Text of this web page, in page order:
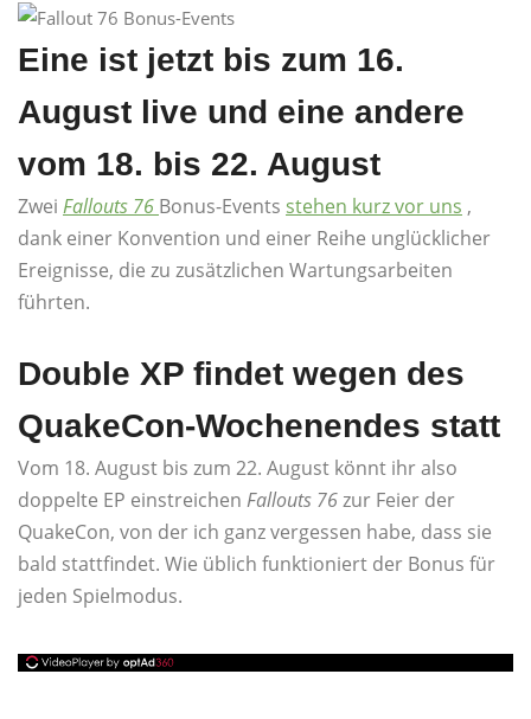
Eine ist jetzt bis zum 16.
August live und eine andere
vom 18. bis 22. August
Zwei Fallouts 76 Bonus-Events stehen kurz vor uns ,
dank einer Konvention und einer Reihe unglücklicher
Ereignisse, die zu zusätzlichen Wartungsarbeiten
führten.
Double XP findet wegen des
QuakeCon-Wochenendes statt
Vom 18. August bis zum 22. August könnt ihr also
doppelte EP einstreichen Fallouts 76zur Feier der
QuakeCon, von der ich ganz vergessen habe, dass sie
bald stattfindet. Wie üblich funktioniert der Bonus für
jeden Spielmodus.